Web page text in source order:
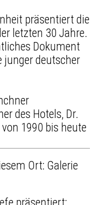
präsentiert die
letzten 30 Jahre.
Dokument
junger deutscher
des Hotels, Dr.
1990 bis heute
Ort: Galerie